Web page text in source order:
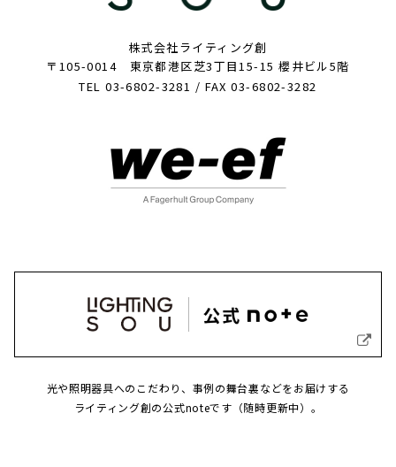
株式会社ライティング創
〒105-0014 東京都港区芝3丁目15-15 櫻井ビル5階
TEL 03-6802-3281 / FAX 03-6802-3282
光や照明器具へのこだわり、事例の舞台裏などをお届けする
ライティング創の公式noteです（随時更新中）。